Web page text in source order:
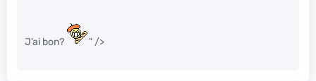
J’ai bon? " />